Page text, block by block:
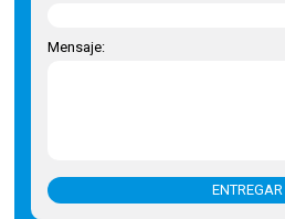
Mensaje:
ENTREGAR